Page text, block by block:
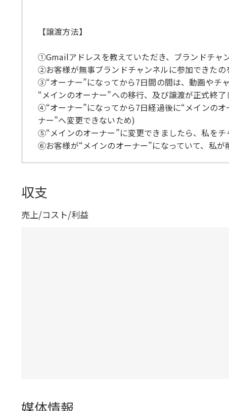
【譲渡方法】
①Gmailアドレスを教えていただき、ブランドチャ
②お客様が無事ブランドチャンネルに参加できたの
③“オーナー”になってから7日間の間は、動画やチ
“メインのオーナー”への移行、及び譲渡が正式終
④“オーナー”になってから7日経過後に“メインの
ナー”へ変更できないため)
⑤“メインのオーナー”に変更できましたら、私をチ
⑥お客様が“メインのオーナー”になっていて、私
収支
売上/コスト/利益
媒体情報